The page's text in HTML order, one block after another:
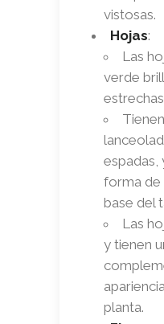
vistosas.
Hojas:
Las
verde
espadas,
forma de
base del
Las
y tienen
planta.